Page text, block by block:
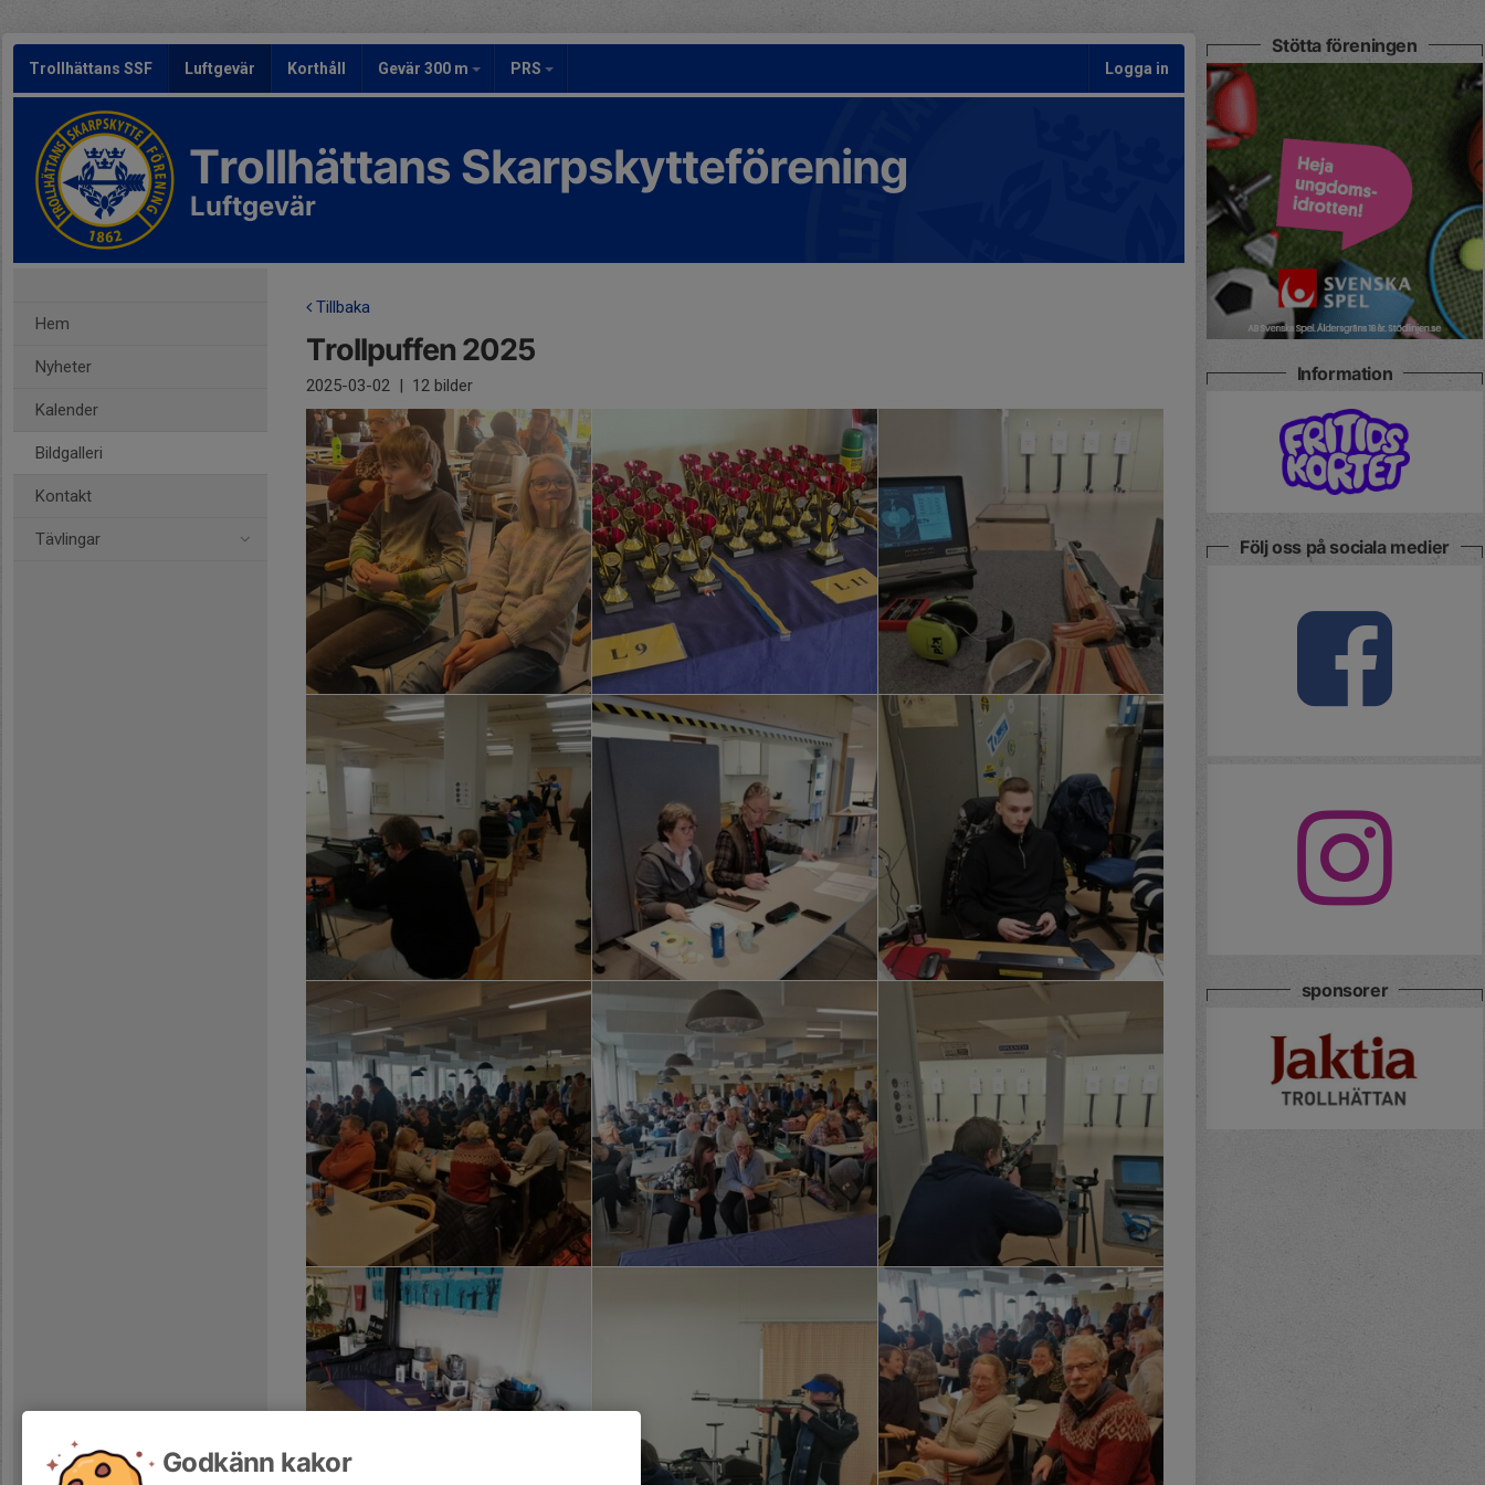
Trollhättans SSF Luftgevär Korthåll Gevär 300 m PRS Logga in
Trollhättans Skarpskytteförening
Luftgevär
Hem
Nyheter
Kalender
Bildgalleri
Kontakt
Tävlingar
Tillbaka
Trollpuffen 2025
2025-03-02 | 12 bilder
Stötta föreningen
Information
Följ oss på sociala medier
sponsorer
Godkänn kakor